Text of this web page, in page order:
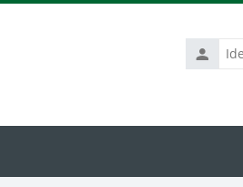
de